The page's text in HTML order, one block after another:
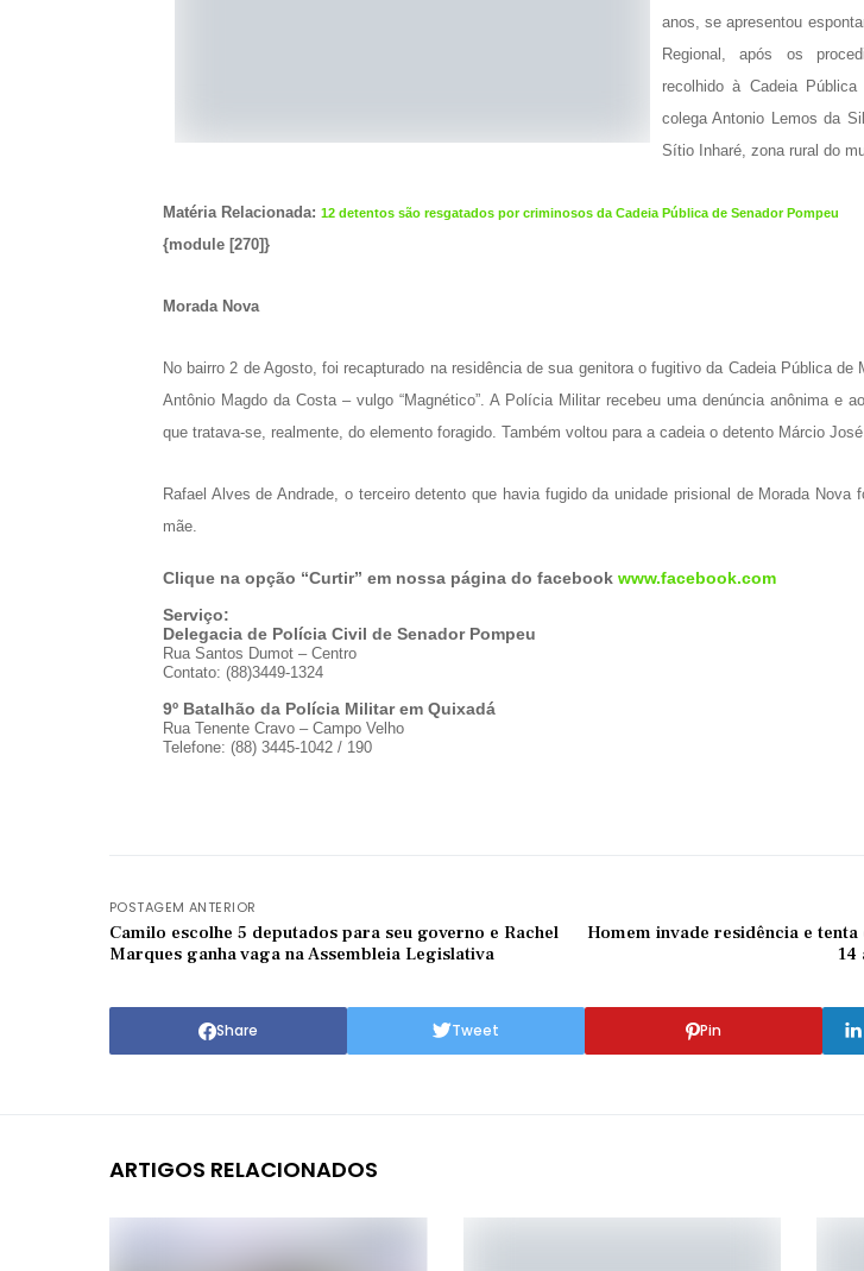
anos, se apresentou
Regional, após os
recolhido à Cadeia
colega Antonio Lemos da
Sítio Inharé, zona rural do
Matéria Relacionada: 12 detentos são resgatados por criminosos da Cadeia Pública de Senador Pompeu
{module [270]}
Morada Nova
No bairro 2 de Agosto, foi recapturado na residência de sua genitora o fugitivo da Cadeia Pública de
Antônio Magdo da Costa – vulgo “Magnético”. A Polícia Militar recebeu uma denúncia anônima e
que tratava-se, realmente, do elemento foragido. Também voltou para a cadeia o detento Márcio
Rafael Alves de Andrade, o terceiro detento que havia fugido da unidade prisional de Morada Nova
mãe.
Clique na opção “Curtir” em nossa página do facebook www.facebook.com
Serviço:
Delegacia de Polícia Civil de Senador Pompeu
Rua Santos Dumot – Centro
Contato: (88)3449-1324
9º Batalhão da Polícia Militar em Quixadá
Rua Tenente Cravo – Campo Velho
Telefone: (88) 3445-1042 / 190
POSTAGEM ANTERIOR
Camilo escolhe 5 deputados para seu governo e Rachel
Marques ganha vaga na Assembleia Legislativa
Homem invade residência e
14
Share Tweet Pin
ARTIGOS RELACIONADOS